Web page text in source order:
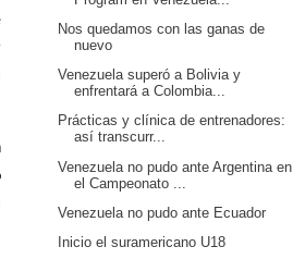
Nos quedamos con las ganas de
nuevo
Venezuela superó a Bolivia y
enfrentará a Colombia...
Prácticas y clínica de entrenadores:
así transcurr...
Venezuela no pudo ante Argentina en
el Campeonato ...
Venezuela no pudo ante Ecuador
Inicio el suramericano U18